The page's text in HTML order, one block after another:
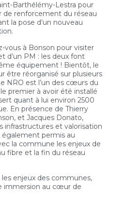
Barthélémy-Lestra pour
de renforcement du réseau
la pose d’un nouveau
vous à Bonson pour visiter
d’un PM : les deux font
équipement ! Bientôt, le
être réorganisé sur plusieurs
NRO est l’un des cœurs du
le premier à avoir été installé
quant à lui environ 2500
En présence de Thierry
et Jacques Donato,
infrastructures et valorisation
également permis au
la commune les enjeux de
fibre et la fin du réseau
enjeux des communes,
immersion au cœur de